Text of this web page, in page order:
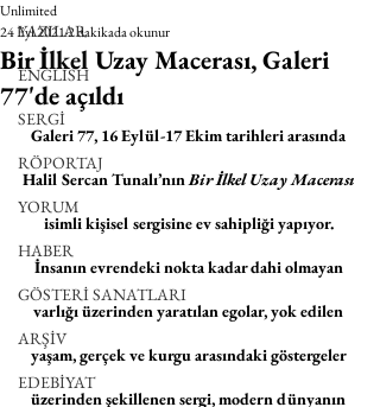
YAZILAR
ENGLISH
SERGİ
RÖPORTAJ
YORUM
HABER
GÖSTERİ SANATLARI
ARŞİV
EDEBİYAT
Bir İlkel Uzay Macerası, Galeri
77'de açıldı
Unlimited
24 Eyl 20212 dakikada okunur
Galeri 77, 16 Eylül-17 Ekim tarihleri arasında
Halil Sercan Tunalı’nın Bir İlkel Uzay Macerası
isimli kişisel sergisine ev sahipliği yapıyor.
İnsanın evrendeki nokta kadar dahi olmayan
varlığı üzerinden yaratılan egolar, yok edilen
yaşam, gerçek ve kurgu arasındaki göstergeler
üzerinden şekillenen sergi, modern dünyanın